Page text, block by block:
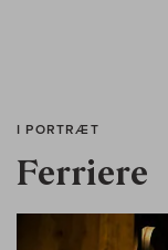
I PORTRÆT
Ferriere